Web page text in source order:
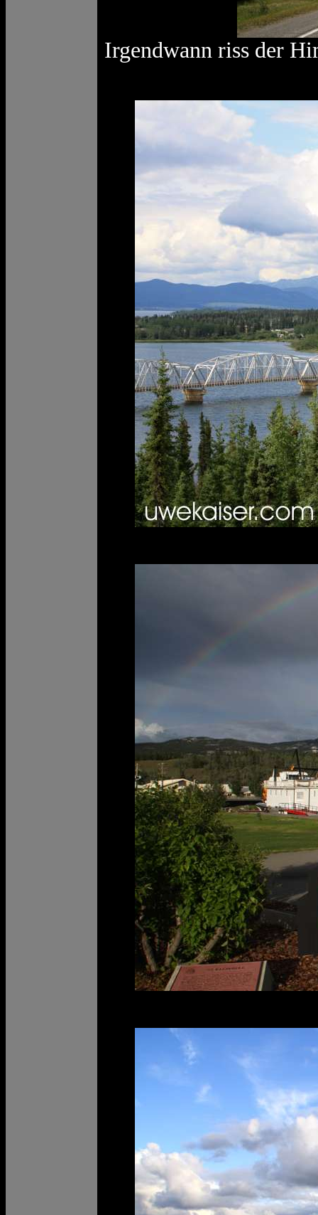
Irgendwann riss der